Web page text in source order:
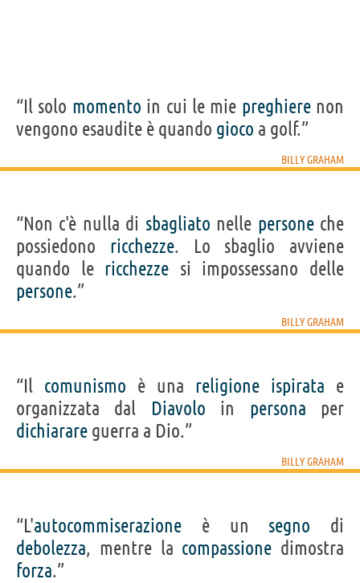
“Il solo momento in cui le mie preghierenon
vengono esaudite è quando gioco a golf.”
BILLY GRAHAM
“Non c'è nulla di sbagliato nelle personeche
possiedono ricchezze. Lo sbaglio avviene
quando le ricchezze si impossessano delle
persone.”
BILLY GRAHAM
“Il comunismo è una religione ispirata e
organizzata dal Diavolo in persona per
dichiarare guerra a Dio.”
BILLY GRAHAM
“L'autocommiserazione è un segno di
debolezza, mentre la compassione dimostra
forza.”